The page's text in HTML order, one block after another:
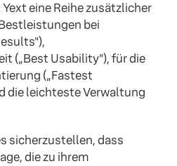
eine Reihe zusätzlicher
bei
(„Best Usability"), für die
(„Fastest
die leichteste Verwaltung
sicherzustellen, dass
die zu ihrem